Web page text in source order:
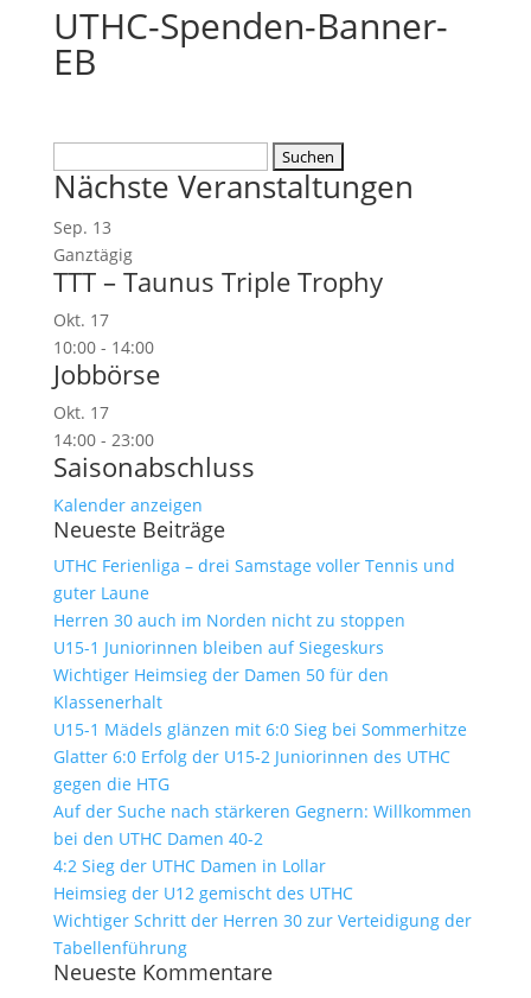
UTHC-Spenden-Banner-
EB
nach:
Nächste Veranstaltungen
Sep. 13
Ganztägig
TTT – Taunus Triple Trophy
Okt. 17
10:00- 14:00
Jobbörse
Okt. 17
14:00- 23:00
Saisonabschluss
Kalender anzeigen
Neueste Beiträge
UTHC Ferienliga – drei Samstage voller Tennis und
guter Laune
Herren 30 auch im Norden nicht zu stoppen
U15-1 Juniorinnen bleiben auf Siegeskurs
Wichtiger Heimsieg der Damen 50 für den
Klassenerhalt
U15-1 Mädels glänzen mit 6:0 Sieg bei Sommerhitze
Glatter 6:0 Erfolg der U15-2 Juniorinnen des UTHC
gegen die HTG
Auf der Suche nach stärkeren Gegnern: Willkommen
bei den UTHC Damen 40-2
4:2 Sieg der UTHC Damen in Lollar
Heimsieg der U12 gemischt des UTHC
Wichtiger Schritt der Herren 30 zur Verteidigung der
Tabellenführung
Neueste Kommentare